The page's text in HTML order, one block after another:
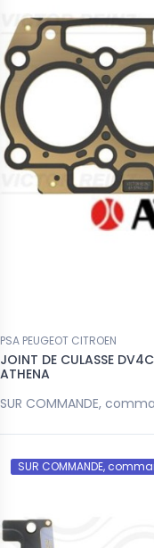
PSA PEUGEOT CITROEN
JOINT DE CULASSE
ATHENA
SUR COMMANDE,
SUR COMMANDE,